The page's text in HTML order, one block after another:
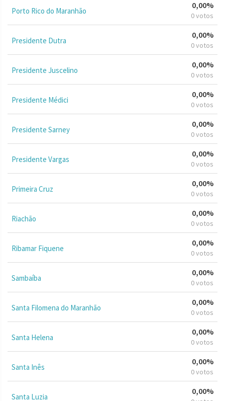
Porto Rico do Maranhão
0,00%
0 votos
Presidente Dutra
0,00%
0 votos
Presidente Juscelino
0,00%
0 votos
Presidente Médici
0,00%
0 votos
Presidente Sarney
0,00%
0 votos
Presidente Vargas
0,00%
0 votos
Primeira Cruz
0,00%
0 votos
Riachão
0,00%
0 votos
Ribamar Fiquene
0,00%
0 votos
Sambaíba
0,00%
0 votos
Santa Filomena do Maranhão
0,00%
0 votos
Santa Helena
0,00%
0 votos
Santa Inês
0,00%
0 votos
Santa Luzia
0,00%